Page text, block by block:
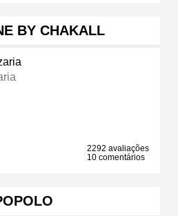
BY CHAKALL
2292 avaliações
10 comentários